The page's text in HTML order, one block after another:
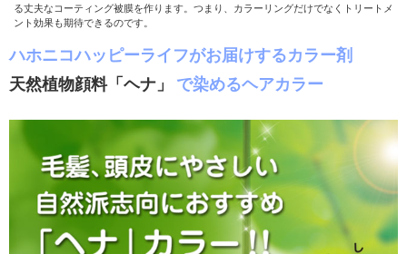
る丈夫なコーティング被膜を作ります。つまり、カラーリングだけでなくトリートメ
ント効果も期待できるのです。
ハホニコハッピーライフがお届けするカラー剤
天然植物顔料「ヘナ」
で染めるヘアカラー